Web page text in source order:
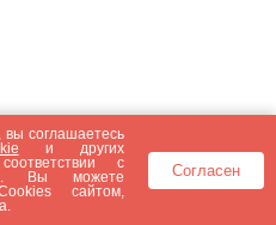
вы соглашаетесь
и других
с
. Вы можете
сайтом,
Согласен